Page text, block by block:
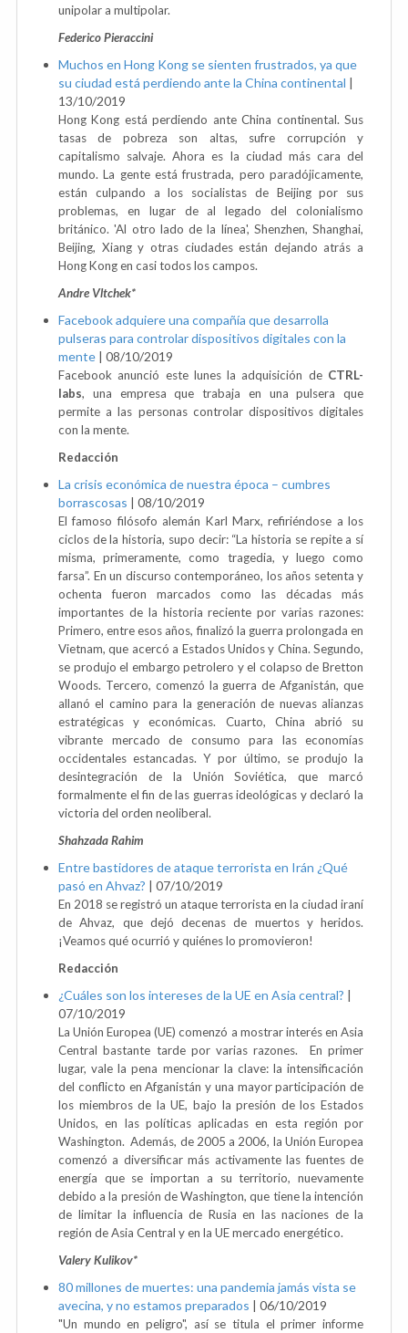
unipolar a multipolar.
Federico Pieraccini
Muchos en Hong Kong se sienten frustrados, ya que
su ciudad está perdiendo ante la China continental |
13/10/2019
Hong Kong está perdiendo ante China continental. Sus
tasas de pobreza son altas, sufre corrupción y
capitalismo salvaje. Ahora es la ciudad más cara del
mundo. La gente está frustrada, pero paradójicamente,
están culpando a los socialistas de Beijing por sus
problemas, en lugar de al legado del colonialismo
británico. 'Al otro lado de la línea', Shenzhen, Shanghai,
Beijing, Xiang y otras ciudades están dejando atrás a
Hong Kong en casi todos los campos.
Andre Vltchek*
Facebook adquiere una compañía que desarrolla
pulseras para controlar dispositivos digitales con la
mente | 08/10/2019
Facebook anunció este lunes la adquisición de CTRL-
labs, una empresa que trabaja en una pulsera que
permite a las personas controlar dispositivos digitales
con la mente.
Redacción
La crisis económica de nuestra época – cumbres
borrascosas | 08/10/2019
El famoso filósofo alemán Karl Marx, refiriéndose a los
ciclos de la historia, supo decir: “La historia se repite a sí
misma, primeramente, como tragedia, y luego como
farsa”. En un discurso contemporáneo, los años setenta y
ochenta fueron marcados como las décadas más
importantes de la historia reciente por varias razones:
Primero, entre esos años, finalizó la guerra prolongada en
Vietnam, que acercó a Estados Unidos y China. Segundo,
se produjo el embargo petrolero y el colapso de Bretton
Woods. Tercero, comenzó la guerra de Afganistán, que
allanó el camino para la generación de nuevas alianzas
estratégicas y económicas. Cuarto, China abrió su
vibrante mercado de consumo para las economías
occidentales estancadas. Y por último, se produjo la
desintegración de la Unión Soviética, que marcó
formalmente el fin de las guerras ideológicas y declaró la
victoria del orden neoliberal.
Shahzada Rahim
Entre bastidores de ataque terrorista en Irán ¿Qué
pasó en Ahvaz? | 07/10/2019
En 2018 se registró un ataque terrorista en la ciudad iraní
de Ahvaz, que dejó decenas de muertos y heridos.
¡Veamos qué ocurrió y quiénes lo promovieron!
Redacción
¿Cuáles son los intereses de la UE en Asia central? |
07/10/2019
La Unión Europea (UE) comenzó a mostrar interés en Asia
Central bastante tarde por varias razones. En primer
lugar, vale la pena mencionar la clave: la intensificación
del conflicto en Afganistán y una mayor participación de
los miembros de la UE, bajo la presión de los Estados
Unidos, en las políticas aplicadas en esta región por
Washington. Además, de 2005 a 2006, la Unión Europea
comenzó a diversificar más activamente las fuentes de
energía que se importan a su territorio, nuevamente
debido a la presión de Washington, que tiene la intención
de limitar la influencia de Rusia en las naciones de la
región de Asia Central y en la UE mercado energético.
Valery Kulikov*
80 millones de muertes: una pandemia jamás vista se
avecina, y no estamos preparados | 06/10/2019
"Un mundo en peligro", así se titula el primer informe